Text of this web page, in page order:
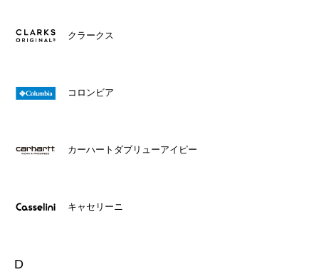
クラークス
コロンビア
カーハートダブリューアイピー
キャセリーニ
D